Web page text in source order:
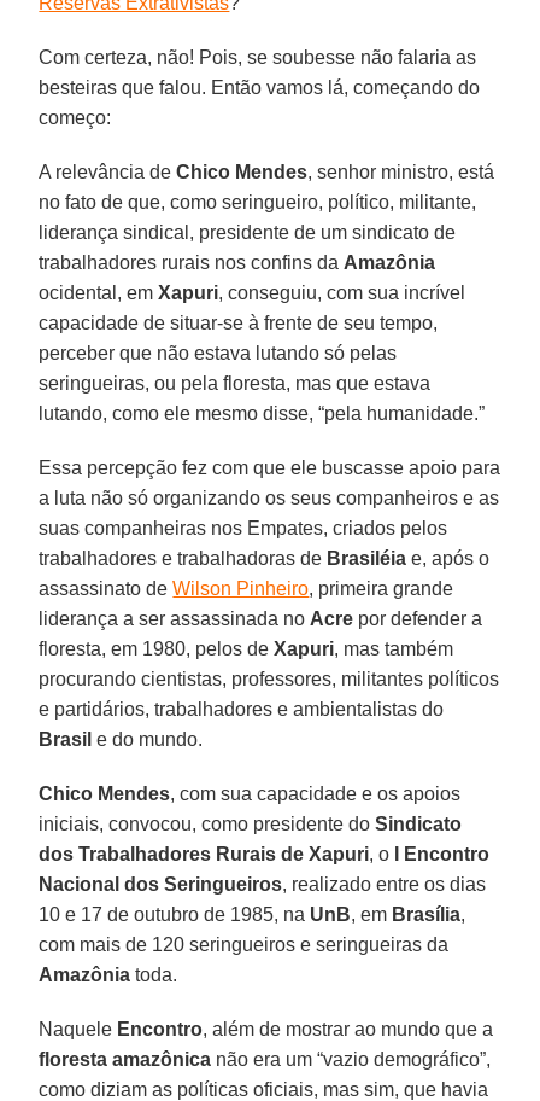
Com certeza, não! Pois, se soubesse não falaria as
besteiras que falou. Então vamos lá, começando do
começo:
A relevância deChico Mendes, senhor ministro, está
no fato de que, como seringueiro, político, militante,
liderança sindical, presidente de um sindicato de
trabalhadores rurais nos confins da Amazônia
ocidental, emXapuri, conseguiu, com sua incrível
capacidade de situar-se à frente de seu tempo,
perceber que não estava lutando só pelas
seringueiras, ou pela floresta, mas que estava
lutando, como ele mesmo disse, “pela humanidade.”
Essa percepção fez com que ele buscasse apoio para
a luta não só organizando os seus companheiros e as
suas companheiras nos Empates, criados pelos
trabalhadores e trabalhadoras de Brasiléia e, após o
assassinato deWilson Pinheiro, primeira grande
liderança a ser assassinada no Acre por defender a
floresta, em 1980, pelos deXapuri, mas também
procurando cientistas, professores, militantes políticos
e partidários, trabalhadores e ambientalistas do
Brasil e do mundo.
Chico Mendes, com sua capacidade e os apoios
iniciais, convocou, como presidente doSindicato
dos Trabalhadores Rurais de Xapuri, o I Encontro
Nacional dos Seringueiros, realizado entre os dias
10 e 17 de outubro de 1985, na UnB, em Brasília,
com mais de 120 seringueiros e seringueiras da
Amazônia toda.
Naquele Encontro, além de mostrar ao mundo que a
floresta amazônica não era um “vazio demográfico”,
como diziam as políticas oficiais, mas sim, que havia